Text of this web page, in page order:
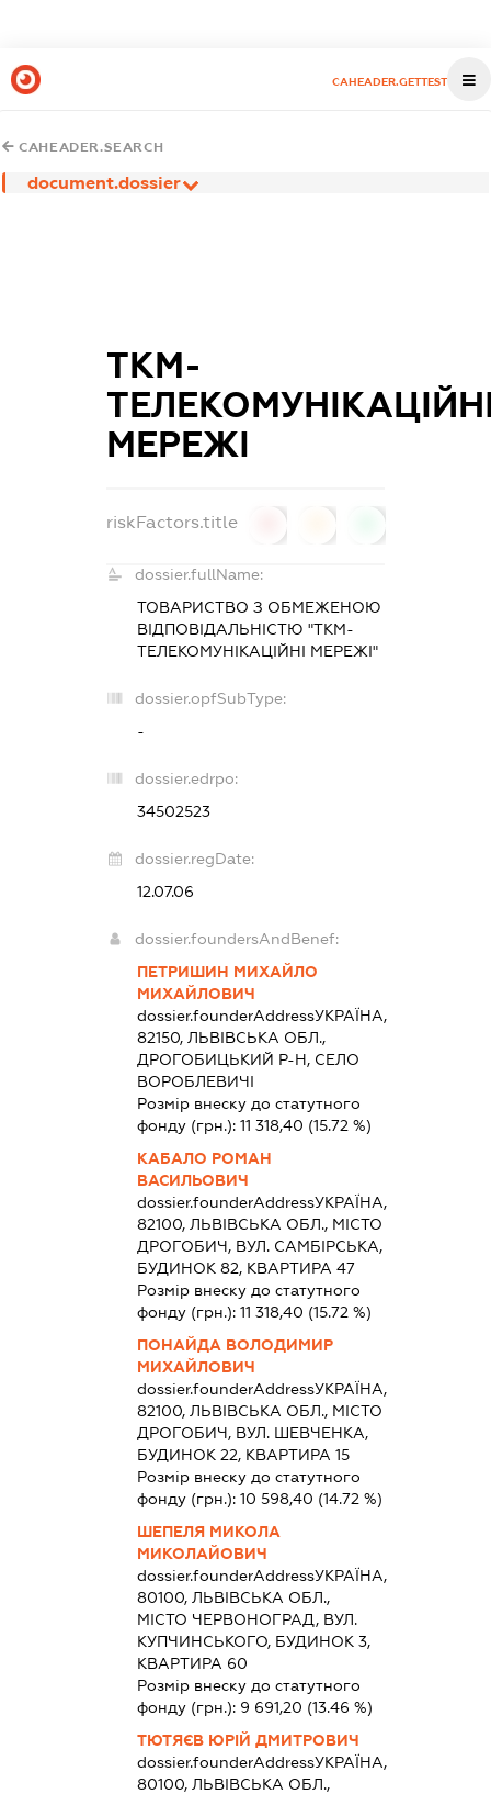
CAHEADER.GETTEST
CAHEADER.SEARCH
document.dossier
ТКМ-
МЕРЕЖІ
riskFactors.title
dossier.fullName:
ТОВАРИСТВО З ОБМЕЖЕНОЮ
ВІДПОВІДАЛЬНІСТЮ "ТКМ-
ТЕЛЕКОМУНІКАЦІЙНІ МЕРЕЖІ"
dossier.opfSubType:
-
dossier.edrpo:
34502523
dossier.regDate:
12.07.06
dossier.foundersAndBenef:
ПЕТРИШИН МИХАЙЛО
МИХАЙЛОВИЧ
dossier.founderAddressУКРАЇНА,
82150, ЛЬВІВСЬКА ОБЛ.,
ДРОГОБИЦЬКИЙ Р-Н, СЕЛО
ВОРОБЛЕВИЧІ
Розмір внеску до статутного
фонду (грн.):11 318,40 (15.72 %)
КАБАЛО РОМАН
ВАСИЛЬОВИЧ
dossier.founderAddressУКРАЇНА,
82100, ЛЬВІВСЬКА ОБЛ., МІСТО
ДРОГОБИЧ, ВУЛ. САМБІРСЬКА,
БУДИНОК 82, КВАРТИРА 47
Розмір внеску до статутного
фонду (грн.):11 318,40 (15.72 %)
ПОНАЙДА ВОЛОДИМИР
МИХАЙЛОВИЧ
dossier.founderAddressУКРАЇНА,
82100, ЛЬВІВСЬКА ОБЛ., МІСТО
ДРОГОБИЧ, ВУЛ. ШЕВЧЕНКА,
БУДИНОК 22, КВАРТИРА 15
Розмір внеску до статутного
фонду (грн.):10 598,40 (14.72 %)
ШЕПЕЛЯ МИКОЛА
МИКОЛАЙОВИЧ
dossier.founderAddressУКРАЇНА,
80100, ЛЬВІВСЬКА ОБЛ.,
МІСТО ЧЕРВОНОГРАД, ВУЛ.
КУПЧИНСЬКОГО, БУДИНОК 3,
КВАРТИРА 60
Розмір внеску до статутного
фонду (грн.): 9 691,20 (13.46 %)
ТЮТЯЄВ ЮРІЙ ДМИТРОВИЧ
dossier.founderAddressУКРАЇНА,
80100, ЛЬВІВСЬКА ОБЛ.,